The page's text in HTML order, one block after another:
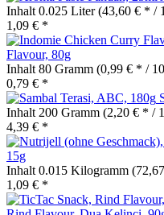
Inhalt 0.025 Liter(43,60 € * /
1,09 € *
Flavour, 80g
Inhalt 80 Gramm (0,99 € * /
0,79 € *
Inhalt 200 Gramm (2,20 € * /
4,39 € *
15g
Inhalt 0.015 Kilogramm
1,09 € *